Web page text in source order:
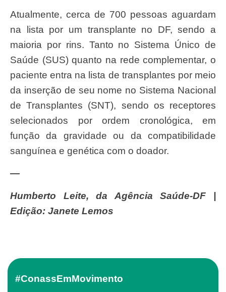
Atualmente, cerca de 700 pessoas aguardam
na lista por um transplante no DF, sendo a
maioria por rins. Tanto no Sistema Único de
Saúde (SUS) quanto na rede complementar, o
paciente entra na lista de transplantes por meio
da inserção de seu nome no Sistema Nacional
de Transplantes (SNT), sendo os receptores
selecionados por ordem cronológica, em
função da gravidade ou da compatibilidade
sanguínea e genética com o doador.
—
Humberto Leite, da Agência Saúde-DF |
Edição: Janete Lemos
#ConassEmMovimento